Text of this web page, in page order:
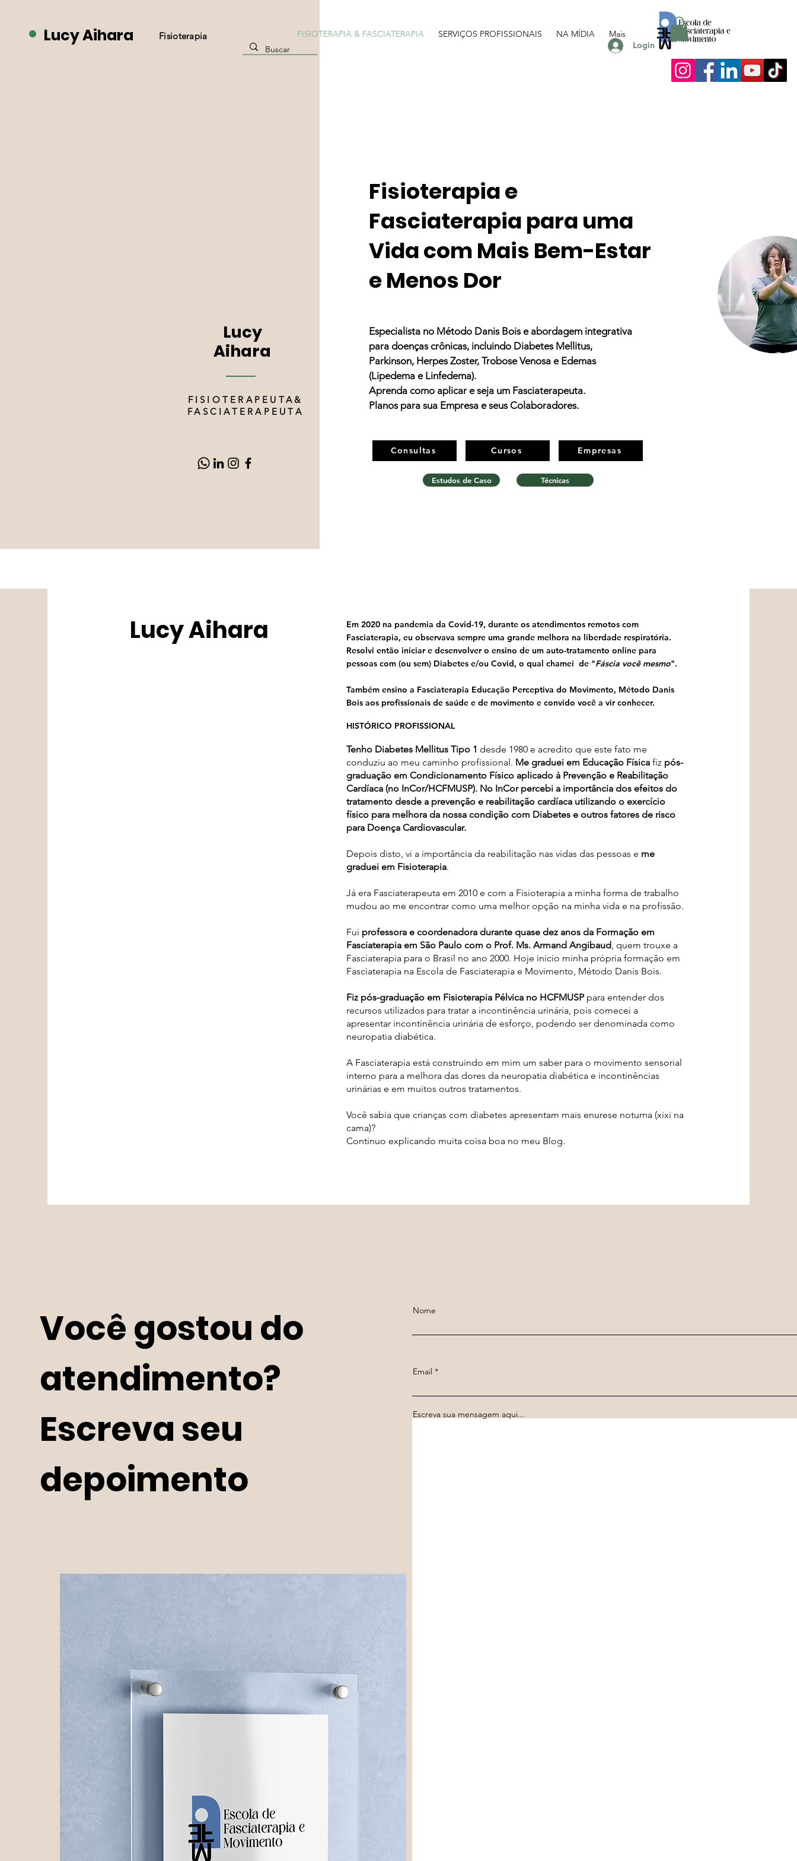
Lucy Aihara Fisioterapia FISIOTERAPIA & FASCIATERAPIA SERVIÇOS PROFISSIONAIS NA MÍDIA
Mais
Login
Lucy
Aihara
FISIOTERAPEUTA&
FASCIATERAPEUTA
Fisioterapia e
Fasciaterapia para uma
Vida com Mais Bem-Estar
e Menos Dor
Especialista no Método Danis Bois e abordagem integrativa
para doenças crônicas, incluindo Diabetes Mellitus,
Parkinson, Herpes Zoster, Trobose Venosa e Edemas
(Lipedema e Linfedema).
Aprenda como aplicar e seja um Fasciaterapeuta.
Planos para sua Empresa e seus Colaboradores.
Consultas Cursos Empresas
Estudos de Caso Técnicas
Lucy Aihara
Em 2020 na pandemia da Covid-19, durante os atendimentos remotos com
Fasciaterapia, eu observava sempre uma grande melhora na liberdade respiratória.
Resolvi então iniciar e desenvolver o ensino de um auto-tratamento online para
pessoas com (ou sem) Diabetes e/ou Covid, o qual chamei de "Fáscia você mesmo".
Também ensino a Fasciaterapia Educação Perceptiva do Movimento, Método Danis
Bois aos profissionais de saúde e de movimento e convido você a vir conhecer.
HISTÓRICO PROFISSIONAL
Tenho Diabetes Mellitus Tipo 1 desde 1980 e acredito que este fato me
conduziu ao meu caminho profissional. Me graduei em Educação Física fiz pós-
graduação em Condicionamento Físico aplicado à Prevenção e Reabilitação
Cardíaca (no InCor/HCFMUSP). No InCor percebi a importância dos efeitos do
tratamento desde a prevenção e reabilitação cardíaca utilizando o exercício
físico para melhora da nossa condição com Diabetes e outros fatores de risco
para Doença Cardiovascular.
Depois disto, vi a importância da reabilitação nas vidas das pessoas e me
graduei em Fisioterapia.
Já era Fasciaterapeuta em 2010 e com a Fisioterapia a minha forma de trabalho
mudou ao me encontrar como uma melhor opção na minha vida e na profissão.
Fui professora e coordenadora durante quase dez anos da Formação em
Fasciaterapia em São Paulo com o Prof. Ms. Armand Angibaud , quem trouxe a
Fasciaterapia para o Brasil no ano 2000. Hoje inicio minha própria formação em
Fasciaterapia na Escola de Fasciaterapia e Movimento, Método Danis Bois.
Fiz pós-graduação em Fisioterapia Pélvica no HCFMUSP para entender dos
recursos utilizados para tratar a incontinência urinária, pois comecei a
apresentar incontinência urinária de esforço, podendo ser denominada como
neuropatia diabética.
A Fasciaterapia está construindo em mim um saber para o movimento sensorial
interno para a melhora das dores da neuropatia diabética e incontinências
urinárias e em muitos outros tratamentos.
Você sabia que crianças com diabetes apresentam mais enurese noturna (xixi na
cama)?
Continuo explicando muita coisa boa no meu Blog.
Você gostou do
atendimento?
Escreva seu
depoimento
Nome
Email
Escreva sua mensagem aqui...